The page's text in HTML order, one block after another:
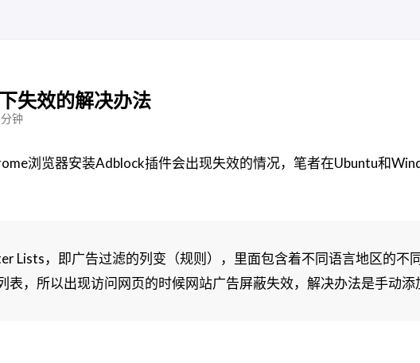
失效的解决办法
钟
浏览器安装Adblock插件会出现失效的情况，笔者在Ubuntu和
Lists，即广告过滤的列变（规则），里面包含着不同语言地区的
表，所以出现访问网页的时候网站广告屏蔽失效，解决办法是手动